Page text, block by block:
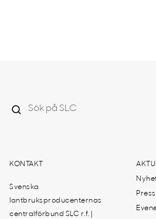
KONTAKT
Svenska
lantbruksproducenternas
centralförbund SLC r.f. |